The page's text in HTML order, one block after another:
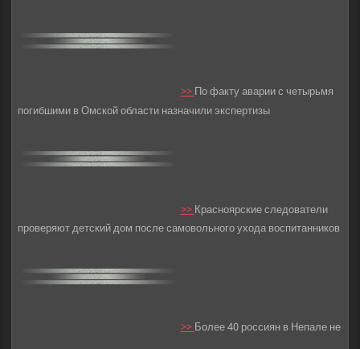
>>По факту аварии с четырьмя
погибшими в Омской области назначили экспертизы
>>Красноярские следователи
проверяют детский дом после самовольного ухода воспитанников
>>Более 40 россиян в Непале не